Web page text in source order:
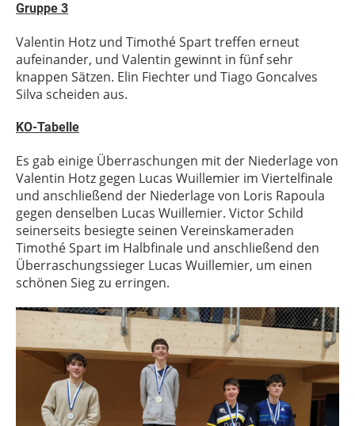
Gruppe 3
Valentin Hotz und Timothé Spart treffen erneut
aufeinander, und Valentin gewinnt in fünf sehr
knappen Sätzen. Elin Fiechter und Tiago Goncalves
Silva scheiden aus.
KO-Tabelle
Es gab einige Überraschungen mit der Niederlage von
Valentin Hotz gegen Lucas Wuillemier im Viertelfinale
und anschließend der Niederlage von Loris Rapoula
gegen denselben Lucas Wuillemier. Victor Schild
seinerseits besiegte seinen Vereinskameraden
Timothé Spart im Halbfinale und anschließend den
Überraschungssieger Lucas Wuillemier, um einen
schönen Sieg zu erringen.